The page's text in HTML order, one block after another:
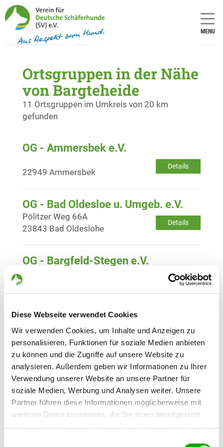
Diese Webseite verwendet Cookies
Wir verwenden Cookies, um Inhalte und Anzeigen zu
personalisieren, Funktionen für soziale Medien anbieten
zu können und die Zugriffe auf unsere Website zu
analysieren. Außerdem geben wir Informationen zu Ihrer
Verwendung unserer Website an unsere Partner für
soziale Medien, Werbung und Analysen weiter. Unsere
Partner führen diese Informationen möglicherweise mit
weiteren Daten zusammen, die Sie ihnen bereitgestellt
haben oder die sie im Rahmen Ihrer Nutzung der Dienste
MENU
Ortsgruppen in der Nähe
von Bargteheide
11 Ortsgruppen im Umkreis von 20 km
gefunden
OG - Ammersbek e.V.
Details
22949 Ammersbek
OG - Bad Oldesloe u. Umgeb. e.V.
Details
Pölitzer Weg 66A
23843 Bad Oldeslohe
OG - Bargfeld-Stegen e.V.
Details
OG - Hamburg-Rahlstedt
Details
Wandseredder 12
22149 Hamburg
OG - Hamburg-Walddörfer e.V.
Details
Timmermoor 1
22395 Hamburg
OG - Hamburg-Wandsbek 07